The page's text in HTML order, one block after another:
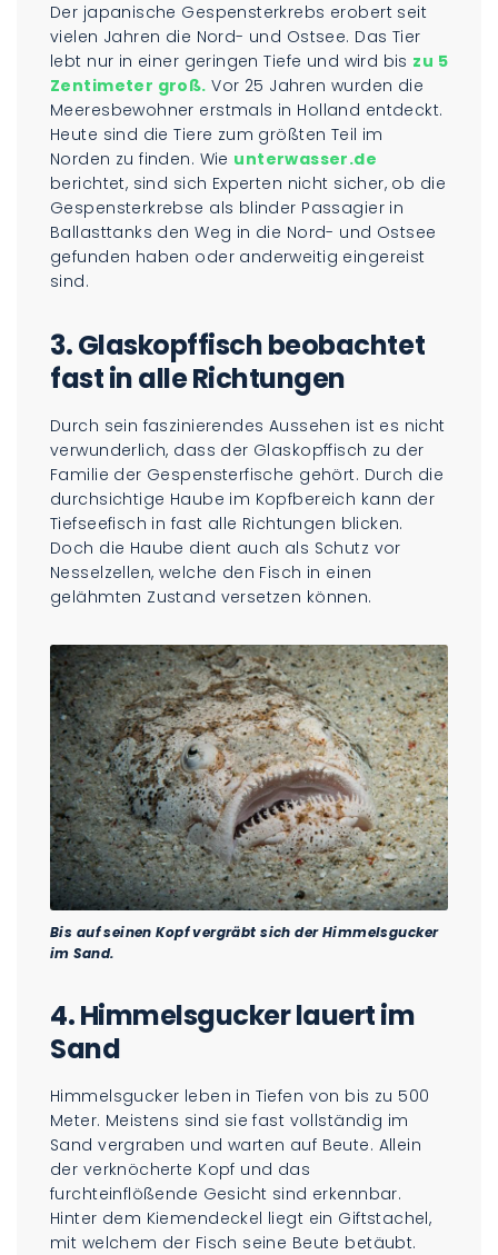
Der japanische Gespensterkrebs erobert seit
vielen Jahren die Nord- und Ostsee. Das Tier
lebt nur in einer geringen Tiefe und wird bis zu 5
Zentimeter groß. Vor 25 Jahren wurden die
Meeresbewohner erstmals in Holland entdeckt.
Heute sind die Tiere zum größten Teil im
Norden zu finden. Wie unterwasser.de
berichtet, sind sich Experten nicht sicher, ob die
Gespensterkrebse als blinder Passagier in
Ballasttanks den Weg in die Nord- und Ostsee
gefunden haben oder anderweitig eingereist
sind.
3. Glaskopffisch beobachtet
fast in alle Richtungen
Durch sein faszinierendes Aussehen ist es nicht
verwunderlich, dass der Glaskopffisch zu der
Familie der Gespensterfische gehört. Durch die
durchsichtige Haube im Kopfbereich kann der
Tiefseefisch in fast alle Richtungen blicken.
Doch die Haube dient auch als Schutz vor
Nesselzellen, welche den Fisch in einen
gelähmten Zustand versetzen können.
Bis auf seinen Kopf vergräbt sich der Himmelsgucker
im Sand.
4. Himmelsgucker lauert im
Sand
Himmelsgucker leben in Tiefen von bis zu 500
Meter. Meistens sind sie fast vollständig im
Sand vergraben und warten auf Beute. Allein
der verknöcherte Kopf und das
furchteinflößende Gesicht sind erkennbar.
Hinter dem Kiemendeckel liegt ein Giftstachel,
mit welchem der Fisch seine Beute betäubt.